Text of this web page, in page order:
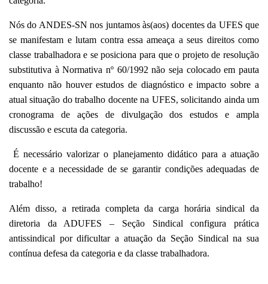
Nós do ANDES-SN nos juntamos às(aos) docentes da UFES que
se manifestam e lutam contra essa ameaça a seus direitos como
classe trabalhadora e se posiciona para que o projeto de resolução
substitutiva à Normativa nº 60/1992 não seja colocado em pauta
enquanto não houver estudos de diagnóstico e impacto sobre a
atual situação do trabalho docente na UFES, solicitando ainda um
cronograma de ações de divulgação dos estudos e ampla
discussão e escuta da categoria.
É necessário valorizar o planejamento didático para a atuação
docente e a necessidade de se garantir condições adequadas de
trabalho!
Além disso, a retirada completa da carga horária sindical da
diretoria da ADUFES – Seção Sindical configura prática
antissindical por dificultar a atuação da Seção Sindical na sua
contínua defesa da categoria e da classe trabalhadora.